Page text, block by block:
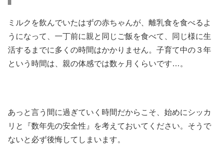
ミルクを飲んでいたはずの赤ちゃんが、離乳食を食べるよ
うになって、一丁前に親と同じご飯を食べて、同じ様に生
活するまでに多くの時間はかかりません。子育て中の３年
という時間は、親の体感では数ヶ月くらいです…。
あっと言う間に過ぎていく時間だからこそ、始めにシッカ
リと『数年先の安全性』を考えておいてください。そうで
ないと必ず後悔してしまいます。